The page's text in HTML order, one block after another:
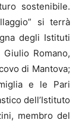
sostenibile.
si terrà
degli Istituti
Romano,
di Mantova;
e le Pari
dell’Istituto
membro del